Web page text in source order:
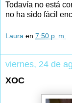
Todavía no está
no ha sido fácil
Laura en 7:50 p. m.
viernes, 24 de
XOC